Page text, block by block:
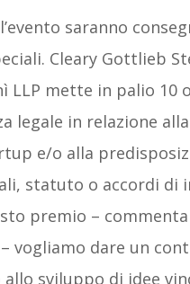
saranno
Cleary Gottlieb
LLP mette in palio 10
legale in relazione
e/o alla
statuto o accordi di
premio –
vogliamo dare un
allo sviluppo di idee